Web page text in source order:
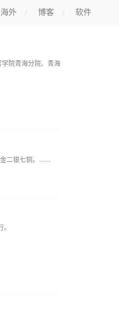
海外 博客 软件
院青海分院、青海
二银七铜。......